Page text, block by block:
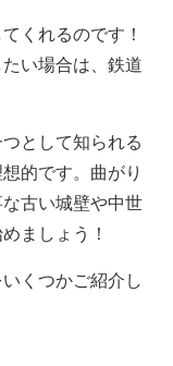
くれるのです！
い場合は、鉄道
として知られる
的です。曲がり
古い城壁や中世
ましょう！
くつかご紹介し